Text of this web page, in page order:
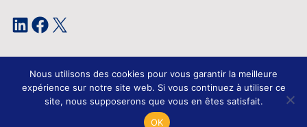
LinkedIn Facebook X
Mentions légales
Nous utilisons des cookies pour vous garantir la meilleure
expérience sur notre site web. Si vous continuez à utiliser ce
site, nous supposerons que vous en êtes satisfait.
OK